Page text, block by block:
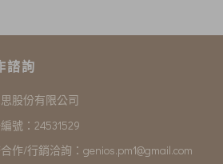
諮詢
股份有限公司
號：24531529
作/行銷洽詢：genios.pm1@gmail.com